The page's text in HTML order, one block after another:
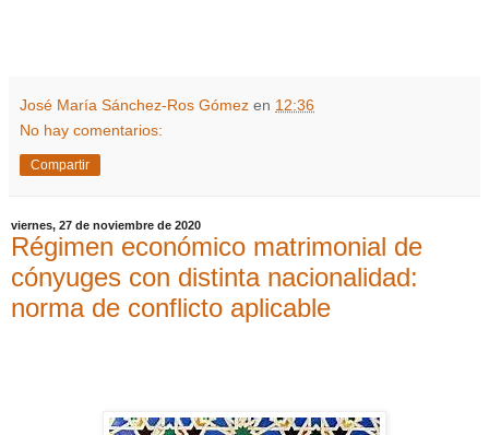
José María Sánchez-Ros Gómez en 12:36
No hay comentarios:
Compartir
viernes, 27 de noviembre de 2020
Régimen económico matrimonial de
cónyuges con distinta nacionalidad:
norma de conflicto aplicable